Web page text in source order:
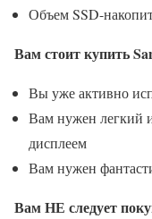
Объем SSD-
Вам стоит купить
Вы уже активно
Вам нужен легкий
дисплеем
Вам нужен
Вам НЕ следует